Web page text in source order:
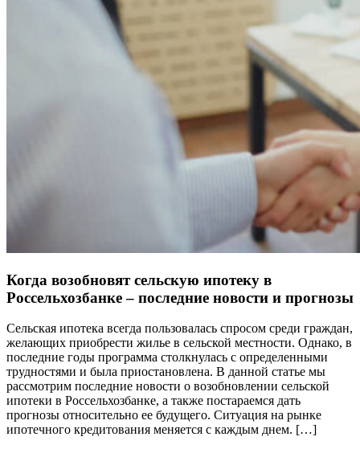
Когда возобновят сельскую ипотеку в
Россельхозбанке – последние новости и прогнозы
Сельская ипотека всегда пользовалась спросом среди граждан,
желающих приобрести жилье в сельской местности. Однако, в
последние годы программа столкнулась с определенными
трудностями и была приостановлена. В данной статье мы
рассмотрим последние новости о возобновлении сельской
ипотеки в Россельхозбанке, а также постараемся дать
прогнозы относительно ее будущего. Ситуация на рынке
ипотечного кредитования меняется с каждым днем. […]